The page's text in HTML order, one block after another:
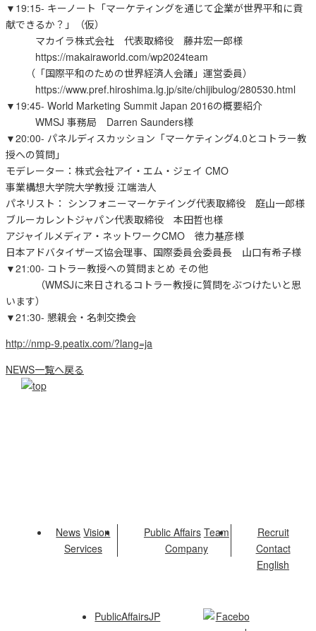
▼19:15- キーノート「マーケティングを通じて企業が世界平和に貢
献できるか？」（仮）
マカイラ株式会社 代表取締役 藤井宏一郎様
https://makairaworld.com/wp2024team
（「国際平和のための世界経済人会議」運営委員）
https://www.pref.hiroshima.lg.jp/site/chijibulog/280530.html
▼19:45- World Marketing Summit Japan 2016の概要紹介
WMSJ 事務局 Darren Saunders様
▼20:00- パネルディスカッション「マーケティング4.0とコトラー教
授への質問」
モデレーター：株式会社アイ・エム・ジェイ CMO
事業構想大学院大学教授 江端浩人
パネリスト： シンフォニーマーケテイング代表取締役 庭山一郎様
ブルーカレントジャパン代表取締役 本田哲也様
アジャイルメディア・ネットワークCMO 徳力基彦様
日本アドバタイザーズ協会理事、国際委員会委員長 山口有希子様
▼21:00- コトラー教授への質問まとめ その他
（WMSJに来日されるコトラー教授に質問をぶつけたいと思
います）
▼21:30- 懇親会・名刺交換会
http://nmp-9.peatix.com/?lang=ja
NEWS一覧へ戻る
News Vision
Services
Public Affairs Team
Company
Recruit
Contact
English
PublicAffairsJP